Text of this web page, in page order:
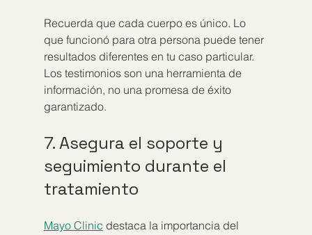
Recuerda que cada cuerpo es único. Lo
que funcionó para otra persona puede tener
resultados diferentes en tu caso particular.
Los testimonios son una herramienta de
información, no una promesa de éxito
garantizado.
7. Asegura el soporte y
seguimiento durante el
tratamiento
Mayo Clinic destaca la importancia del